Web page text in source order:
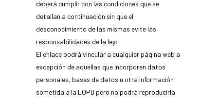
deberá cumplir con las condiciones que se
detallan a continuación sin que el
desconocimiento de las mismas evite las
responsabilidades de la ley:
El enlace podrá vincular a cualquier página web a
excepción de aquellas que incorporen datos
personales, bases de datos u otra información
sometida a la LOPD pero no podrá reproducirla